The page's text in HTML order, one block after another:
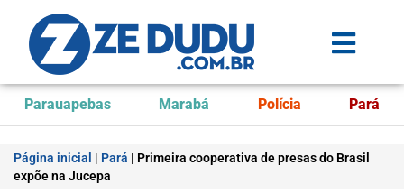
Parauapebas Marabá Polícia Pará
Página inicial | Pará | Primeira cooperativa de presas do Brasil
expõe na Jucepa